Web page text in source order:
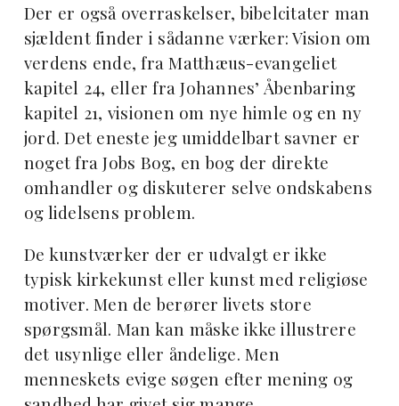
Der er også overraskelser, bibelcitater man
sjældent finder i sådanne værker: Vision om
verdens ende, fra Matthæus-evangeliet
kapitel 24, eller fra Johannes’ Åbenbaring
kapitel 21, visionen om nye himle og en ny
jord. Det eneste jeg umiddelbart savner er
noget fra Jobs Bog, en bog der direkte
omhandler og diskuterer selve ondskabens
og lidelsens problem.
De kunstværker der er udvalgt er ikke
typisk kirkekunst eller kunst med religiøse
motiver. Men de berører livets store
spørgsmål. Man kan måske ikke illustrere
det usynlige eller åndelige. Men
menneskets evige søgen efter mening og